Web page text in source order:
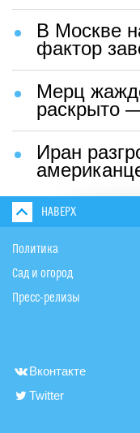
В Москве
фактор
Мерц
раскрыто
Иран
НАВЕРХ
Политика
Сад и огород
Пресс-релизы
Вконтакте
Twitter